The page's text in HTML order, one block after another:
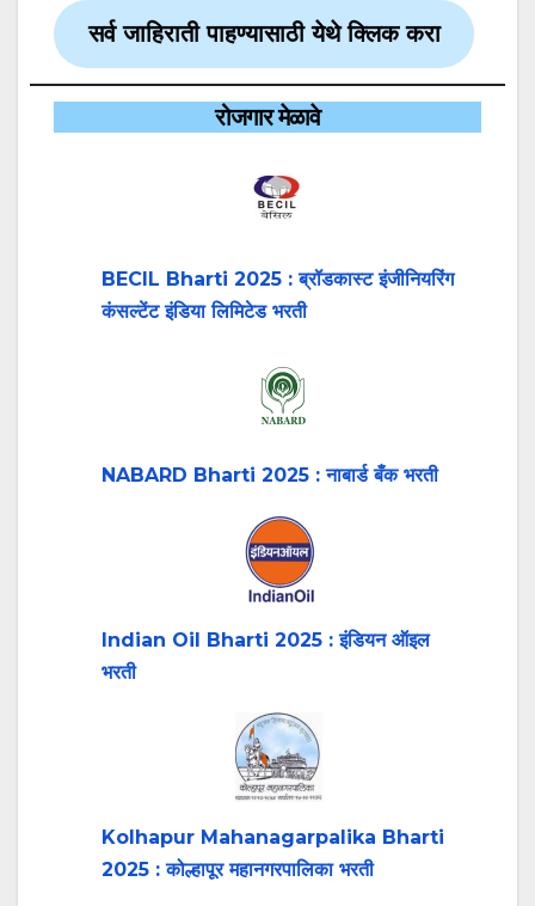
सर्व जाहिराती पाहण्यासाठी येथे क्लिक करा
रोजगार मेळावे
BECIL Bharti 2025 : ब्रॉडकास्ट इंजीनियरिंग
कंसल्टेंट इंडिया लिमिटेड भरती
NABARD Bharti 2025 : नाबार्ड बँक भरती
Indian Oil Bharti 2025 : इंडियन ऑइल
भरती
Kolhapur Mahanagarpalika Bharti
2025 : कोल्हापूर महानगरपालिका भरती